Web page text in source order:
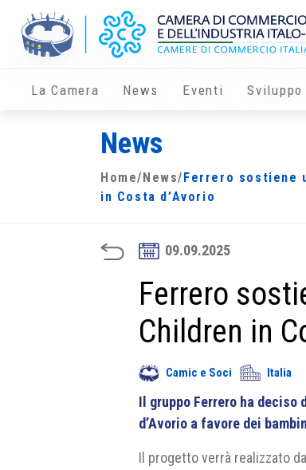
La Camera News Eventi
News
Home/ News/ Ferrero sostiene
in Costa d’Avorio
09.09.2025
Ferrero
Children in
Camic e Soci Italia
Il gruppo Ferrero ha deciso
d’Avorio a favore dei
Il progetto verrà realizzato